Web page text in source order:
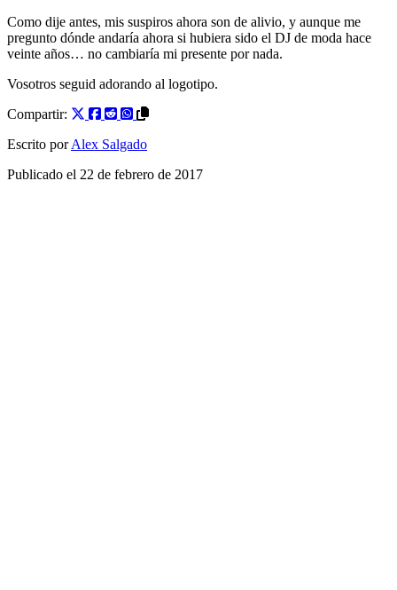
Como dije antes, mis suspiros ahora son de alivio, y aunque me
pregunto dónde andaría ahora si hubiera sido el DJ de moda hace
veinte años… no cambiaría mi presente por nada.
Vosotros seguid adorando al logotipo.
Compartir:
Escrito por Alex Salgado
Publicado el 22 de febrero de 2017